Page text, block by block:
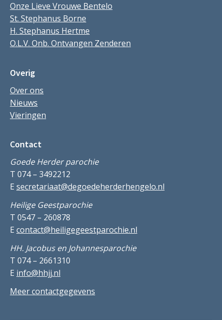
Onze Lieve Vrouwe Bentelo
St. Stephanus Borne
H. Stephanus Hertme
O.L.V. Onb. Ontvangen Zenderen
Overig
Over ons
Nieuws
Vieringen
Contact
Goede Herder parochie
T 074 – 3492212
E secretariaat@degoedeherderhengelo.nl
Heilige Geestparochie
T 0547 – 260878
E contact@heiligegeestparochie.nl
HH. Jacobus en Johannesparochie
T 074 – 2661310
E info@hhjj.nl
Meer contactgegevens